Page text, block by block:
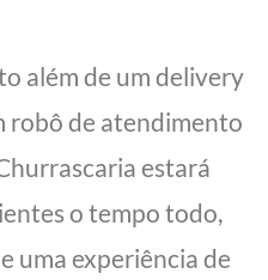
além de um delivery
robô de atendimento
estará
o tempo todo,
uma experiência de